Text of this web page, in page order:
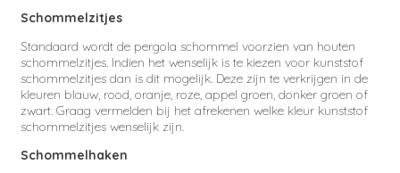
Schommelzitjes
Standaard wordt de pergola schommel voorzien van houten
schommelzitjes. Indien het wenselijk is te kiezen voor kunststof
schommelzitjes dan is dit mogelijk. Deze zijn te verkrijgen in de
kleuren blauw, rood, oranje, roze, appel groen, donker groen of
zwart. Graag vermelden bij het afrekenen welke kleur kunststof
schommelzitjes wenselijk zijn.
Schommelhaken